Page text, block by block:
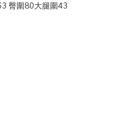
臀圍80大腿圍43